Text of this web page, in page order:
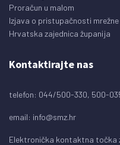
Proračun u malom
Izjava o pristupačnosti
Hrvatska zajednica županija
Kontaktirajte nas
telefon: 044/500-330, 500-
email: info@smz.hr
Elektronička kontaktna točka